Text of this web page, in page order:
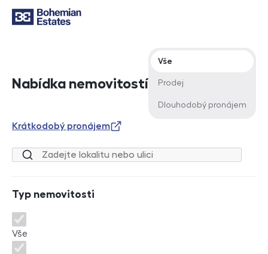
Nabídka nemovitostí
Typ nabídky
Vše
Prodej
Dlouhodobý pronájem
Krátkodobý pronájem
Lokalita nebo ulice
Typ nemovitosti
Typ nemovitosti
Vše